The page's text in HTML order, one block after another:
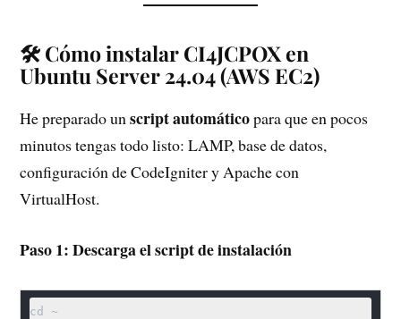
🛠️ Cómo instalar CI4JCPOX en
Ubuntu Server 24.04 (AWS EC2)
He preparado unscript automáticopara que en pocos
minutos tengas todo listo: LAMP, base de datos,
configuración de CodeIgniter y Apache con
VirtualHost.
Paso 1: Descarga el script de instalación
cd ~